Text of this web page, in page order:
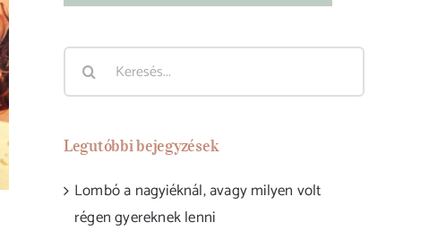
Keresés...
Legutóbbi bejegyzések
Lombó a nagyiéknál, avagy milyen volt
régen gyereknek lenni